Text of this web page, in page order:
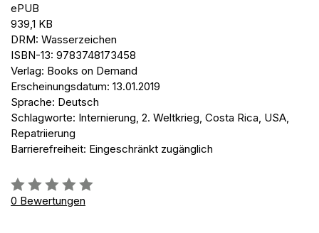
ePUB
939,1 KB
DRM: Wasserzeichen
ISBN-13: 9783748173458
Verlag: Books on Demand
Erscheinungsdatum: 13.01.2019
Sprache: Deutsch
Schlagworte: Internierung, 2. Weltkrieg, Costa Rica, USA,
Repatriierung
Barrierefreiheit: Eingeschränkt zugänglich
Bewertung::
0%
0 Bewertungen